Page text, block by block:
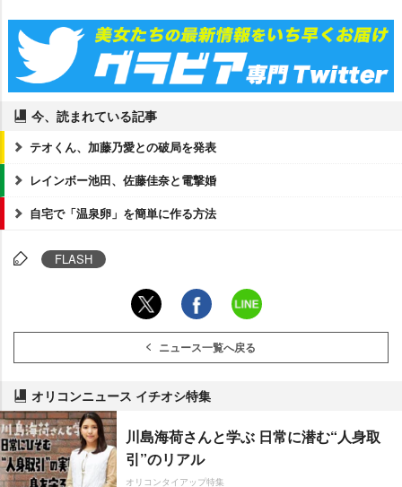
今、読まれている記事
テオくん、加藤乃愛との破局を発表
レインボー池田、佐藤佳奈と電撃婚
自宅で「温泉卵」を簡単に作る方法
FLASH
ニュース一覧へ戻る
オリコンニュース イチオシ特集
川島海荷さんと学ぶ 日常に潜む“人身取
引”のリアル
オリコンタイアップ特集